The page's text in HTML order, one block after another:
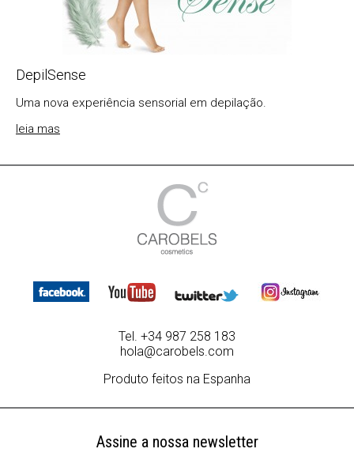
DepilSense
Uma nova experiência sensorial em depilação.
leia mas
Tel. +34 987 258 183
hola@carobels.com
Produto feitos na Espanha
Assine a nossa newsletter